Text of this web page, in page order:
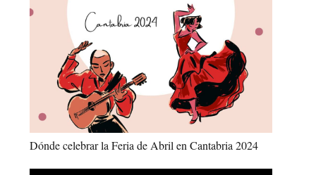
Dónde celebrar la Feria de Abril en Cantabria 2024